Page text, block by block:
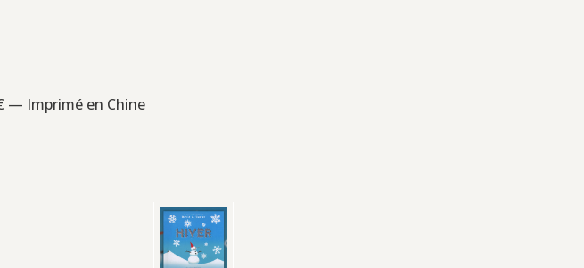
— Imprimé en Chine